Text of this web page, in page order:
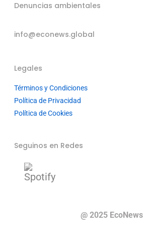
Denuncias ambientales
info@econews.global
Legales
Términos y Condiciones
Política de Privacidad
Política de Cookies
Seguinos en Redes
@ 2025 EcoNews